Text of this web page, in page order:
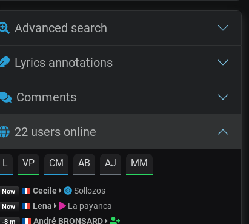
Advanced search
Lyrics annotations
Comments
22 users online
L VP CM AB AJ MM
Now Cecile Sollozos
Now Lena La payanca
-8 m André BRONSARD